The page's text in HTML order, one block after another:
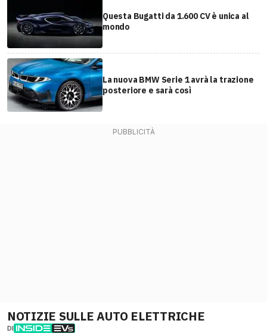
Questa Bugatti da 1.600 CV è unica al
mondo
La nuova BMW Serie 1 avrà la trazione
posteriore e sarà così
NOTIZIE SULLE AUTO ELETTRICHE
DI